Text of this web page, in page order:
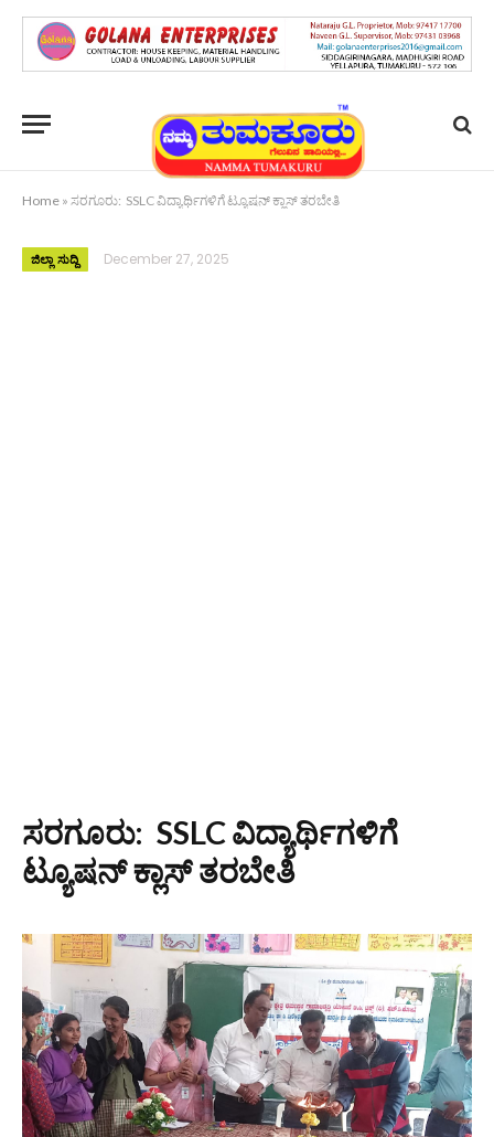
Home » ಸರಗೂರು: SSLC ವಿದ್ಯಾರ್ಥಿಗಳಿಗೆ ಟ್ಯೂಷನ್ ಕ್ಲಾಸ್ ತರಬೇತಿ
ಜಿಲ್ಲಾ ಸುದ್ದಿ December 27, 2025
ಸರಗೂರು: SSLC ವಿದ್ಯಾರ್ಥಿಗಳಿಗೆ
ಟ್ಯೂಷನ್ ಕ್ಲಾಸ್ ತರಬೇತಿ